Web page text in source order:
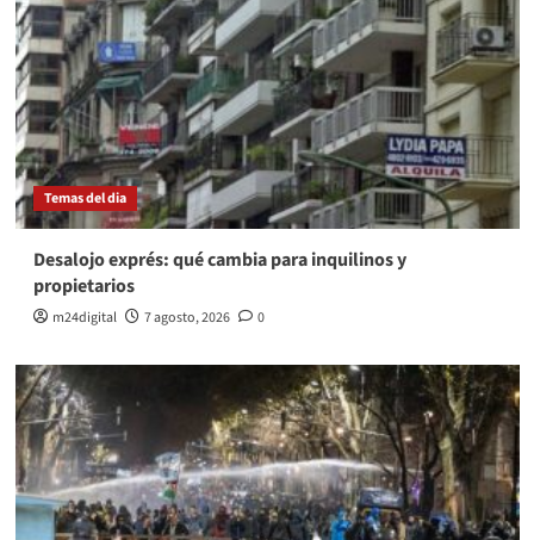
Temas del dia
Desalojo exprés: qué cambia para inquilinos y
propietarios
m24digital 7 agosto, 2026 0